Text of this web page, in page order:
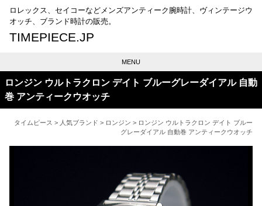
ロレックス、セイコーなどメンズアンティーク腕時計、ヴィンテージウ
オッチ、ブランド時計の販売。
TIMEPIECE.JP
MENU
ロンジン ウルトラクロン デイト ブルーグレーダイアル 自動
巻 アンティークウオッチ
タイムピース > 人気ブランド > ロンジン > ロンジン ウルトラクロン デイト ブルー
グレーダイアル 自動巻 アンティークウオッチ